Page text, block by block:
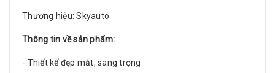
Thương hiệu: Skyauto
Thông tin về sản phẩm:
- Thiết kế đẹp mắt, sang trọng